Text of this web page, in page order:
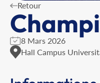
Retour
8 Mars 2026
Hall Campus